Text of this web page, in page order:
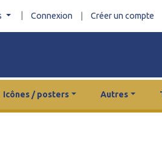
Connexion Créer un compte
Icônes / posters Autres